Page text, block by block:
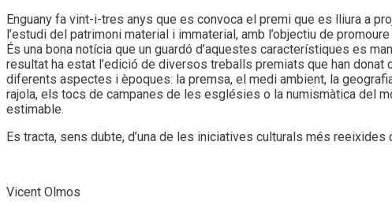
Enguany fa vint-i-tres anys que es convoca el premi que es lliura a
l’estudi del patrimoni material i immaterial, amb l’objectiu de
És una bona notícia que un guardó d’aquestes característiques es
resultat ha estat l’edició de diversos treballs premiats que han donat
diferents aspectes i èpoques: la premsa, el medi ambient, la
rajola, els tocs de campanes de les esglésies o la numismàtica del
estimable.
Es tracta, sens dubte, d’una de les iniciatives culturals més
Vicent Olmos